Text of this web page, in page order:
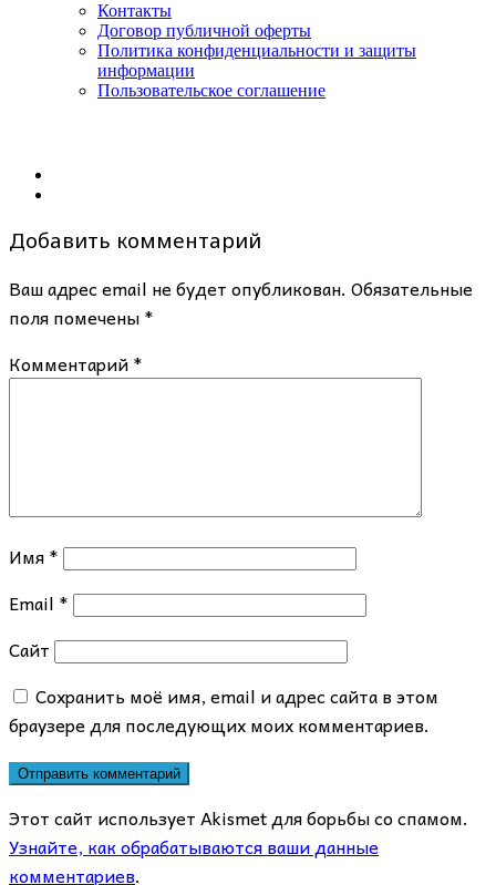
Контакты
Договор публичной оферты
Политика конфиденциальности и защиты
информации
Пользовательское соглашение
Добавить комментарий
Ваш адрес email не будет опубликован. Обязательные
поля помечены*
Комментарий*
Имя*
Email *
Сайт
Сохранить моё имя, email и адрес сайта в этом
браузере для последующих моих комментариев.
Этот сайт использует Akismet для борьбы со спамом.
Узнайте, как обрабатываются ваши данные
комментариев.